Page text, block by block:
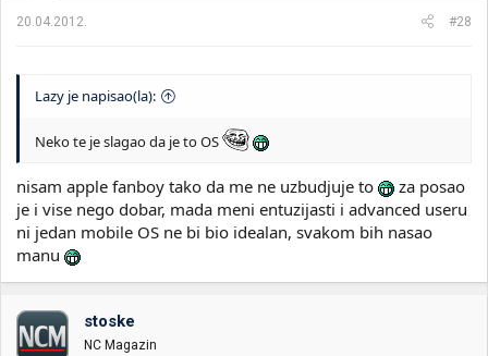
20.04.2012. #28
Lazy je napisao(la):
Neko te je slagao da je to OS
nisam apple fanboy tako da me ne uzbudjuje to
za posao
je i vise nego dobar, mada meni entuzijasti i advanced useru
ni jedan mobile OS ne bi bio idealan, svakom bih nasao
manu
stoske
NC Magazin